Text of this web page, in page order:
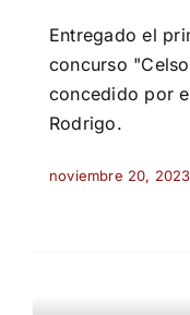
Entregado el
concurso
concedido por
Rodrigo.
noviembre 20, 2023